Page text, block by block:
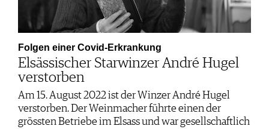
Folgen einer Covid-Erkrankung
Elsässischer Starwinzer André Hugel
verstorben
Am 15. August 2022 ist der Winzer André Hugel
verstorben. Der Weinmacher führte einen der
grössten Betriebe im Elsass und war gesellschaftlich